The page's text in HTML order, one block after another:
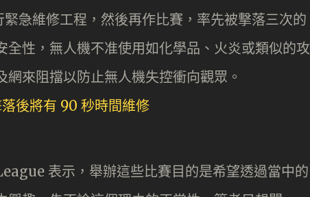
急維修工程，然後再作比賽，率先被撃落三次的
性，無人機不准使用如化學品、火炎或類似的攻
來阻擋以防止無人機失控衝向觀眾。
表示，舉辦這些比賽目的是希望透過當中的